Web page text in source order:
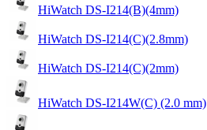
HiWatch DS-I214(B)(4mm)
HiWatch DS-I214(C)(2.8mm)
HiWatch DS-I214(C)(2mm)
HiWatch DS-I214W(C) (2.0 mm)